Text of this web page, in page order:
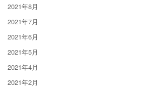
2021年8月
2021年7月
2021年6月
2021年5月
2021年4月
2021年2月